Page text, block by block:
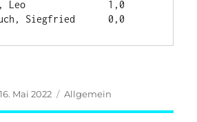
Veröffentlicht
16. Mai 2022 Kategorien
Allgemein